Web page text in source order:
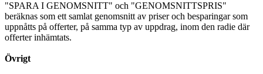
"SPARA I GENOMSNITT" och "GENOMSNITTSPRIS"
beräknas som ett samlat genomsnitt av priser och besparingar som
uppnåtts på offerter, på samma typ av uppdrag, inom den radie där
offerter inhämtats.
Övrigt